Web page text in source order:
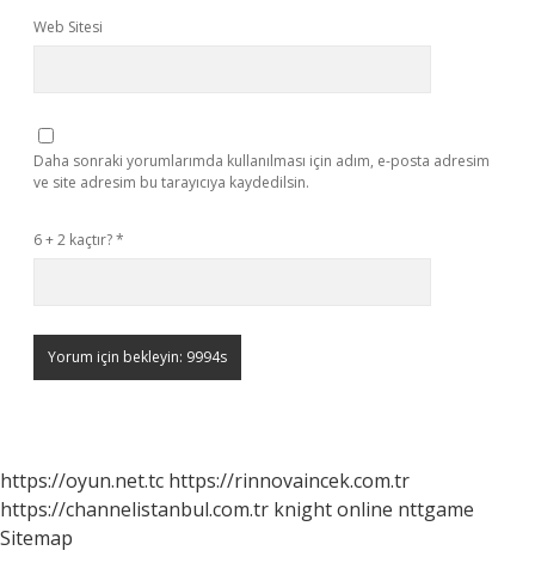
Web Sitesi
Daha sonraki yorumlarımda kullanılması için adım, e-posta adresim
ve site adresim bu tarayıcıya kaydedilsin.
6 + 2 kaçtır?*
https://oyun.net.tc https://rinnovaincek.com.tr
https://channelistanbul.com.tr knight online nttgame
Sitemap